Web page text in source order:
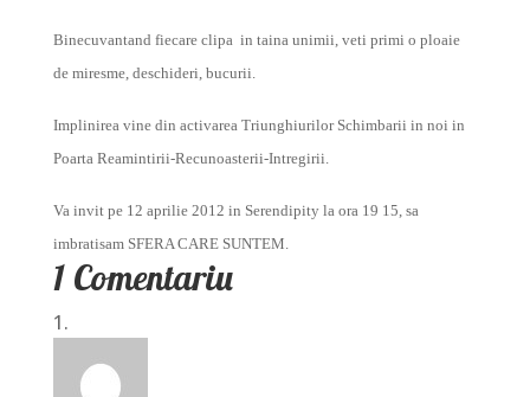
Binecuvantand fiecare clipa in taina unimii, veti primi o ploaie
de miresme, deschideri, bucurii.
Implinirea vine din activarea Triunghiurilor Schimbarii in noi in
Poarta Reamintirii-Recunoasterii-Intregirii.
Va invit pe 12 aprilie 2012 in Serendipity la ora 19 15, sa
imbratisam SFERA CARE SUNTEM.
1 Comentariu